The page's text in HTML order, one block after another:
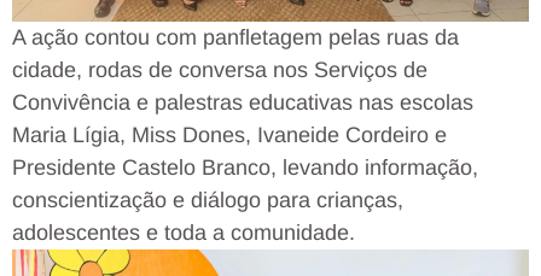
A ação contou com panfletagem pelas ruas da
cidade, rodas de conversa nos Serviços de
Convivência e palestras educativas nas escolas
Maria Lígia, Miss Dones, Ivaneide Cordeiro e
Presidente Castelo Branco, levando informação,
conscientização e diálogo para crianças,
adolescentes e toda a comunidade.